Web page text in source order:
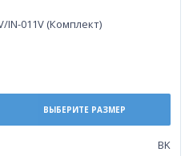
IN-011V (Комплект)
ВЫБЕРИТЕ РАЗМЕР
BK